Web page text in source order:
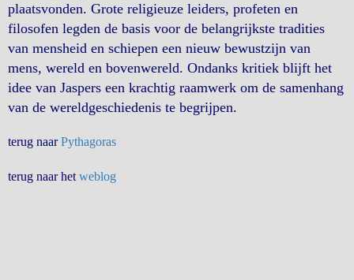
plaatsvonden. Grote religieuze leiders, profeten en
filosofen legden de basis voor de belangrijkste tradities
van mensheid en schiepen een nieuw bewustzijn van
mens, wereld en bovenwereld. Ondanks kritiek blijft het
idee van Jaspers een krachtig raamwerk om de samenhang
van de wereldgeschiedenis te begrijpen.
terug naarPythagoras
terug naar het weblog